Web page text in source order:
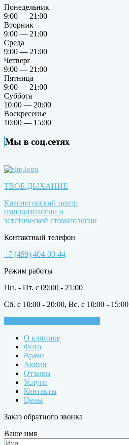
Понедельник
9:00 — 21:00
Вторник
9:00 — 21:00
Среда
9:00 — 21:00
Четверг
9:00 — 21:00
Пятница
9:00 — 21:00
Суббота
10:00 — 20:00
Воскресенье
10:00 — 15:00
Мы в соц.сетях
ТВОЕ ДЫХАНИЕ
Красногорский центр
имплантологии и
эстетической стоматологии
Контактный телефон
+7 (499) 404-00-44
Режим работы
Пн. - Пт. с 09:00 - 21:00
Сб. с 10:00 - 20:00, Вс. с 10:00 - 15:00
О клинике
Фото
Врачи
Акции
Отзывы
Услуги
Контакты
Цены
Заказ обратного звонка
Ваше имя